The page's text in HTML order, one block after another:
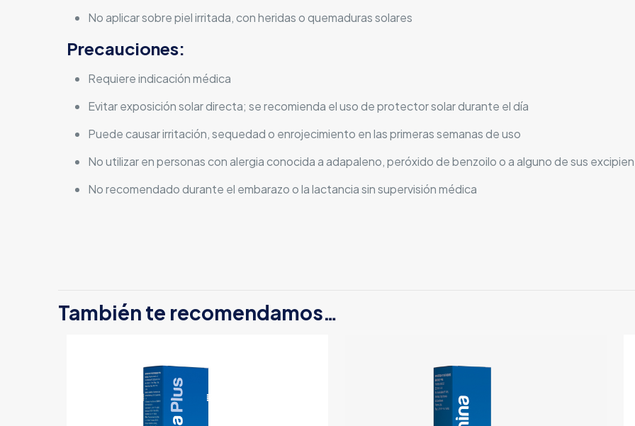
No aplicar sobre piel irritada, con heridas o quemaduras solares
Precauciones:
Requiere indicación médica
Evitar exposición solar directa; se recomienda el uso de protector solar durante el día
Puede causar irritación, sequedad o enrojecimiento en las primeras semanas de uso
No utilizar en personas con alergia conocida a adapaleno, peróxido de benzoilo o a alguno de sus
No recomendado durante el embarazo o la lactancia sin supervisión médica
También te recomendamos…